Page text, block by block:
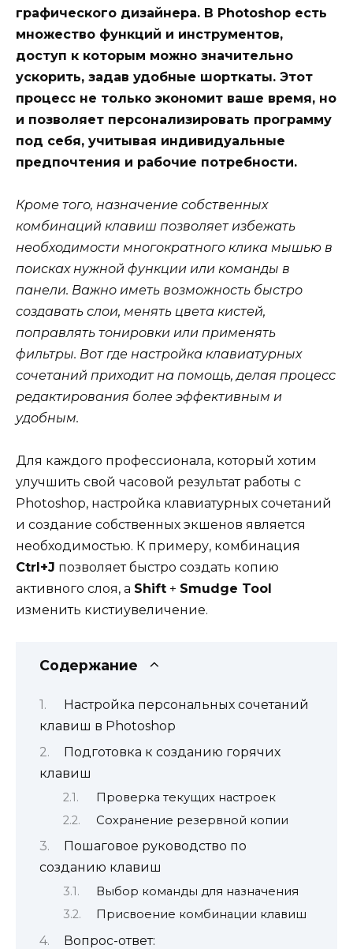
графического дизайнера. В Photoshop есть
множество функций и инструментов,
доступ к которым можно значительно
ускорить, задав удобные шорткаты. Этот
процесс не только экономит ваше время, но
и позволяет персонализировать программу
под себя, учитывая индивидуальные
предпочтения и рабочие потребности.
Кроме того, назначение собственных
комбинаций клавиш позволяет избежать
необходимости многократного клика мышью в
поисках нужной функции или команды в
панели. Важно иметь возможность быстро
создавать слои, менять цвета кистей,
поправлять тонировки или применять
фильтры. Вот где настройка клавиатурных
сочетаний приходит на помощь, делая процесс
редактирования более эффективным и
удобным.
Для каждого профессионала, который хотим
улучшить свой часовой результат работы с
Photoshop, настройка клавиатурных сочетаний
и создание собственных экшенов является
необходимостью. К примеру, комбинация
Ctrl+J позволяет быстро создать копию
активного слоя, а Shift + Smudge Tool
изменить кистиувеличение.
Содержание
Настройка персональных сочетаний
клавиш в Photoshop
Подготовка к созданию горячих
клавиш
Проверка текущих настроек
Сохранение резервной копии
Пошаговое руководство по
созданию клавиш
Выбор команды для назначения
Присвоение комбинации клавиш
Вопрос-ответ: